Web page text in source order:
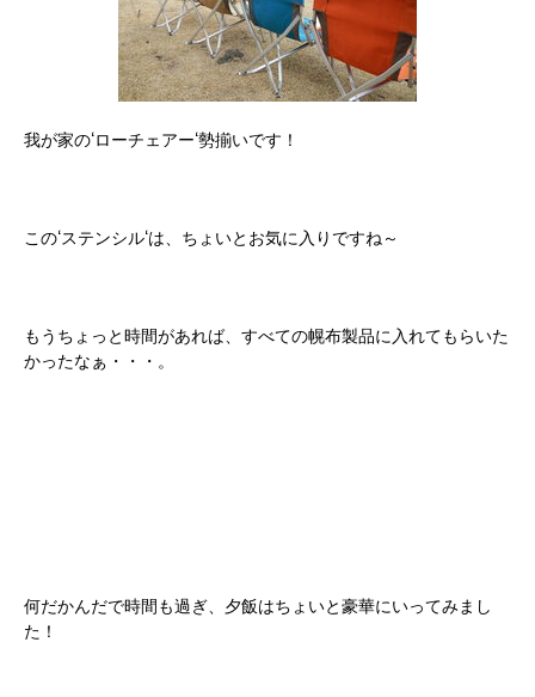
我が家の‘ローチェアー‘勢揃いです！
この‘ステンシル‘は、ちょいとお気に入りですね～
もうちょっと時間があれば、すべての幌布製品に入れてもらいた
かったなぁ・・・。
何だかんだで時間も過ぎ、夕飯はちょいと豪華にいってみまし
た！